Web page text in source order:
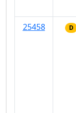
25458
D